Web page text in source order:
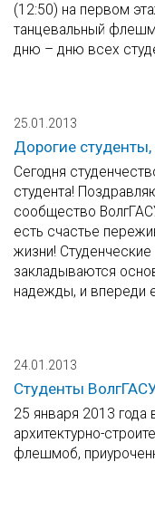
(12:50) на первом
танцевальный
дню – дню всех
25.01.2013
Дорогие
Сегодня
студента!
сообщество
есть счастье
жизни!
закладываются
надежды, и впереди
24.01.2013
Студенты
25 января 2013 года
архитектурно-
флешмоб,